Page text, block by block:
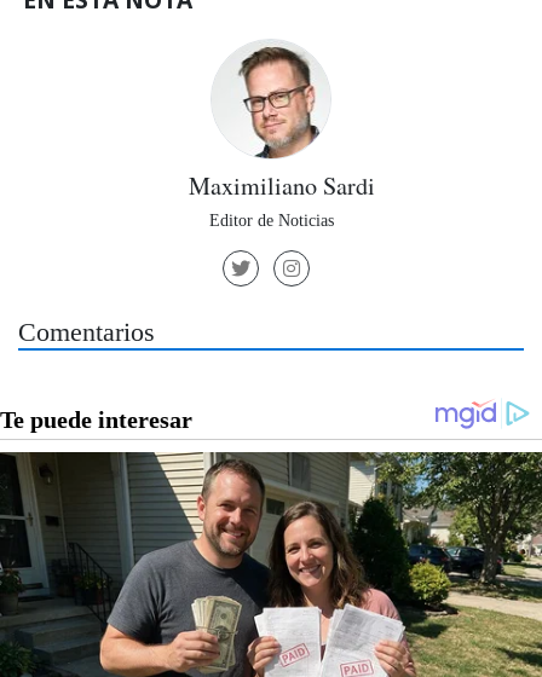
Maximiliano Sardi
Editor de Noticias
Comentarios